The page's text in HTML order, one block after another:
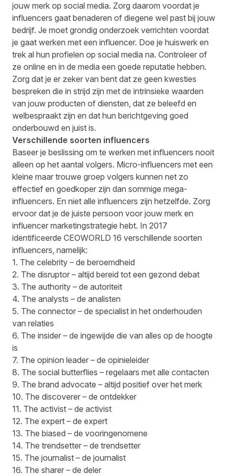
jouw merk op social media. Zorg daarom voordat je
influencers gaat benaderen of diegene wel past bij jouw
bedrijf. Je moet grondig onderzoek verrichten voordat
je gaat werken met een influencer. Doe je huiswerk en
trek al hun profielen op social media na. Controleer of
ze online en in de media een goede reputatie hebben.
Zorg dat je er zeker van bent dat ze geen kwesties
bespreken die in strijd zijn met de intrinsieke waarden
van jouw producten of diensten, dat ze beleefd en
welbespraakt zijn en dat hun berichtgeving goed
onderbouwd en juist is.
Verschillende soorten influencers
Baseer je beslissing om te werken met influencers nooit
alleen op het aantal volgers. Micro-influencers met een
kleine maar trouwe groep volgers kunnen net zo
effectief en goedkoper zijn dan sommige mega-
influencers. En niet alle influencers zijn hetzelfde. Zorg
ervoor dat je de juiste persoon voor jouw merk en
influencer marketingstrategie hebt. In 2017
identificeerde CEOWORLD 16 verschillende soorten
influencers, namelijk:
1. The celebrity – de beroemdheid
2. The disruptor – altijd bereid tot een gezond debat
3. The authority – de autoriteit
4. The analysts – de analisten
5. The connector – de specialist in het onderhouden
van relaties
6. The insider – de ingewijde die van alles op de hoogte
is
7. The opinion leader – de opinieleider
8. The social butterflies – regelaars met alle contacten
9. The brand advocate – altijd positief over het merk
10. The discoverer – de ontdekker
11. The activist – de activist
12. The expert – de expert
13. The biased – de vooringenomene
14. The trendsetter – de trendsetter
15. The journalist – de journalist
16. The sharer – de deler